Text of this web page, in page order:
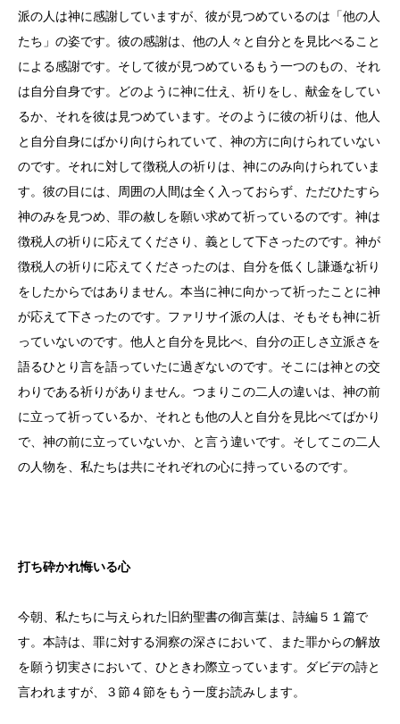
派の人は神に感謝していますが、彼が見つめているのは「他の人
たち」の姿です。彼の感謝は、他の人々と自分とを見比べること
による感謝です。そして彼が見つめているもう一つのもの、それ
は自分自身です。どのように神に仕え、祈りをし、献金をしてい
るか、それを彼は見つめています。そのように彼の祈りは、他人
と自分自身にばかり向けられていて、神の方に向けられていない
のです。それに対して徴税人の祈りは、神にのみ向けられていま
す。彼の目には、周囲の人間は全く入っておらず、ただひたすら
神のみを見つめ、罪の赦しを願い求めて祈っているのです。神は
徴税人の祈りに応えてくださり、義として下さったのです。神が
徴税人の祈りに応えてくださったのは、自分を低くし謙遜な祈り
をしたからではありません。本当に神に向かって祈ったことに神
が応えて下さったのです。ファリサイ派の人は、そもそも神に祈
っていないのです。他人と自分を見比べ、自分の正しさ立派さを
語るひとり言を語っていたに過ぎないのです。そこには神との交
わりである祈りがありません。つまりこの二人の違いは、神の前
に立って祈っているか、それとも他の人と自分を見比べてばかり
で、神の前に立っていないか、と言う違いです。そしてこの二人
の人物を、私たちは共にそれぞれの心に持っているのです。
打ち砕かれ悔いる心
今朝、私たちに与えられた旧約聖書の御言葉は、詩編５１篇で
す。本詩は、罪に対する洞察の深さにおいて、また罪からの解放
を願う切実さにおいて、ひときわ際立っています。ダビデの詩と
言われますが、３節４節をもう一度お読みします。